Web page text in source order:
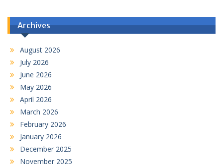
Archives
August 2026
July 2026
June 2026
May 2026
April 2026
March 2026
February 2026
January 2026
December 2025
November 2025